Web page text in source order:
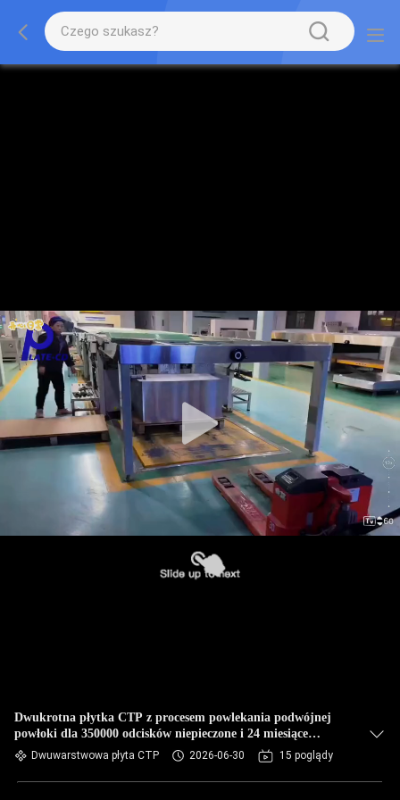
Dwukrotna płytka CTP z procesem powlekania podwójnej
powłoki dla 350000 odcisków niepieczone i 24 miesiące
gwarancji jakości
Dwuwarstwowa płyta CTP 2026-06-30 15 poglądy